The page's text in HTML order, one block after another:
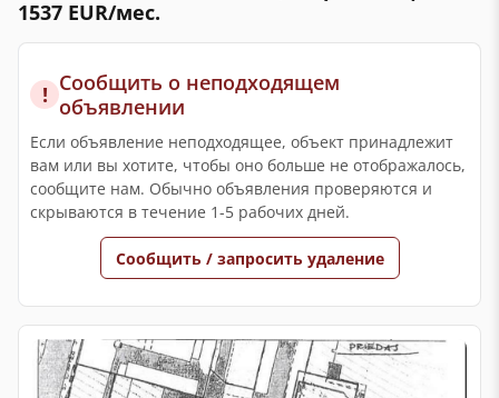
1537 EUR/мес.
! Сообщить о неподходящем
объявлении
Если объявление неподходящее, объект принадлежит
вам или вы хотите, чтобы оно больше не отображалось,
сообщите нам. Обычно объявления проверяются и
скрываются в течение 1-5 рабочих дней.
Сообщить / запросить удаление